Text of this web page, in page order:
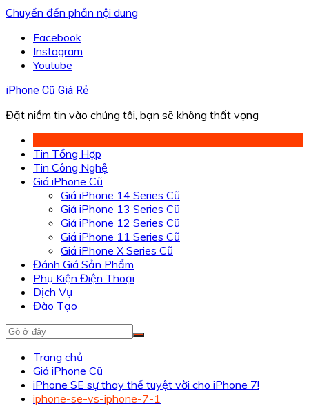
Chuyển đến phần nội dung
Facebook
Instagram
Youtube
iPhone Cũ Giá Rẻ
Đặt niềm tin vào chúng tôi, bạn sẽ không thất vọng
Tin Tổng Hợp
Tin Công Nghệ
Giá iPhone Cũ
Giá iPhone 14 Series Cũ
Giá iPhone 13 Series Cũ
Giá iPhone 12 Series Cũ
Giá iPhone 11 Series Cũ
Giá iPhone X Series Cũ
Đánh Giá Sản Phẩm
Phụ Kiện Điện Thoại
Dịch Vụ
Đào Tạo
Trang chủ
Giá iPhone Cũ
iPhone SE sự thay thế tuyệt vời cho iPhone 7!
iphone-se-vs-iphone-7-1